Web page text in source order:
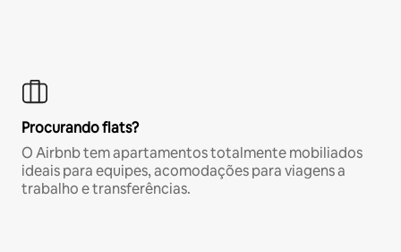
Procurando flats?
O Airbnb tem apartamentos totalmente mobiliados
ideais para equipes, acomodações para viagens a
trabalho e transferências.